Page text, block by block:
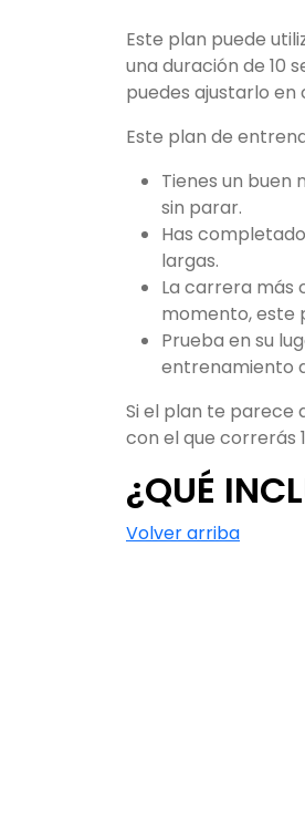
Este plan puede
una duración de 10
puedes ajustarlo en
Este plan de
Tienes un
sin parar.
Has
largas.
La carrera más
momento, este
Prueba en su
entrenamiento
Si el plan te parece
con el que correrás
¿QUÉ
Volver arriba